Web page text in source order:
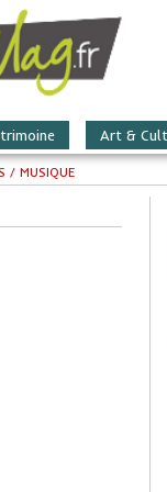
Art &
/ MUSIQUE